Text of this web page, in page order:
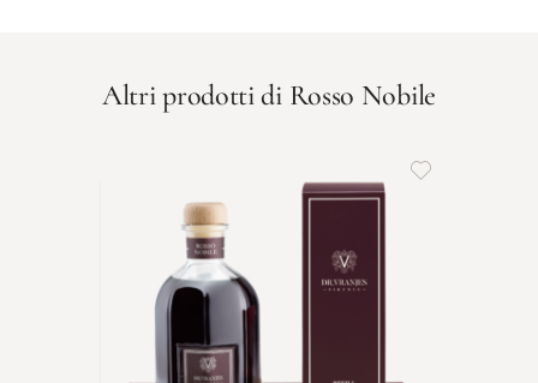
Altri prodotti di Rosso Nobile